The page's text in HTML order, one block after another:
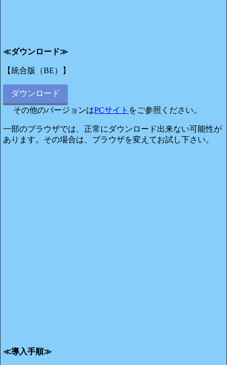
≪ダウンロード≫
【統合版（BE）】
ダウンロード
その他のバージョンはPCサイト をご参照ください。
一部のブラウザでは、正常にダウンロード出来ない可能性が
あります。その場合は、ブラウザを変えてお試し下さい。
≪導入手順≫